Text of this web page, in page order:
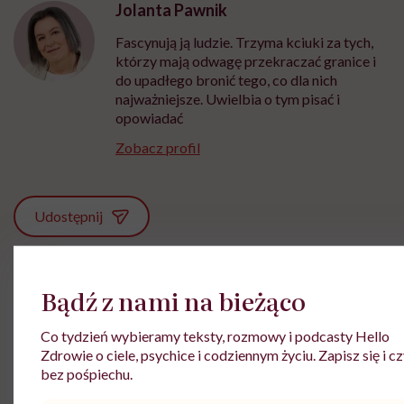
Jolanta Pawnik
Fascynują ją ludzie. Trzyma kciuki za tych,
którzy mają odwagę przekraczać granice i
do upadłego bronić tego, co dla nich
najważniejsze. Uwielbia o tym pisać i
opowiadać
Zobacz profil
Udostępnij
seks analny
Bądź z nami na bieżąco
Co tydzień wybieramy teksty, rozmowy i podcasty Hello
Zdrowie o ciele, psychice i codziennym życiu. Zapisz się i
bez pośpiechu.